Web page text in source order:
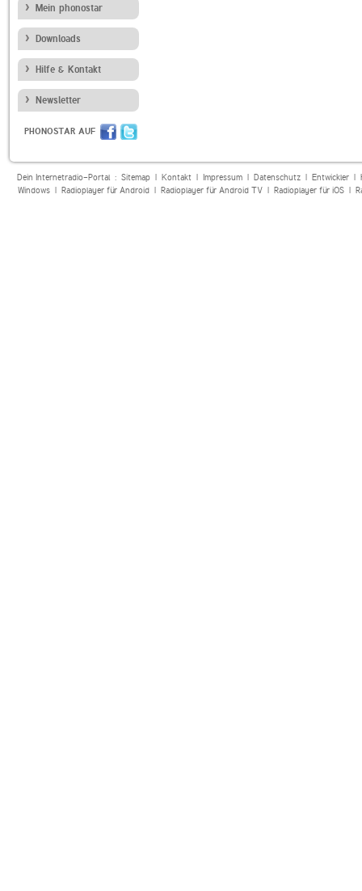
Mein phonostar
Downloads
Hilfe & Kontakt
Newsletter
PHONOSTAR AUF
Dein Internetradio-Portal : Sitemap| Kontakt| Impressum| Datenschutz| Entwickler|
Windows| Radioplayer für Android| Radioplayer für Android TV| Radioplayer für iOS|